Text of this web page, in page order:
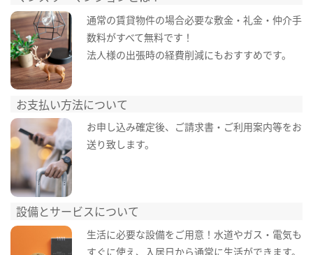
通常の賃貸物件の場合必要な敷金・礼金・仲介手
数料がすべて無料です！
法人様の出張時の経費削減にもおすすめです。
お支払い方法について
お申し込み確定後、ご請求書・ご利用案内等をお
送り致します。
設備とサービスについて
生活に必要な設備をご用意！水道やガス・電気も
すぐに使え、入居日から通常に生活ができます。